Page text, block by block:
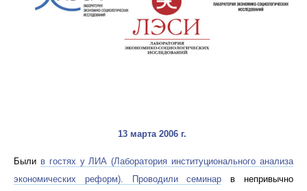
13 марта 2006 г.
Были в гостях у ЛИА (Лаборатория институционального анализа
экономических реформ). Проводили семинар в непривычно